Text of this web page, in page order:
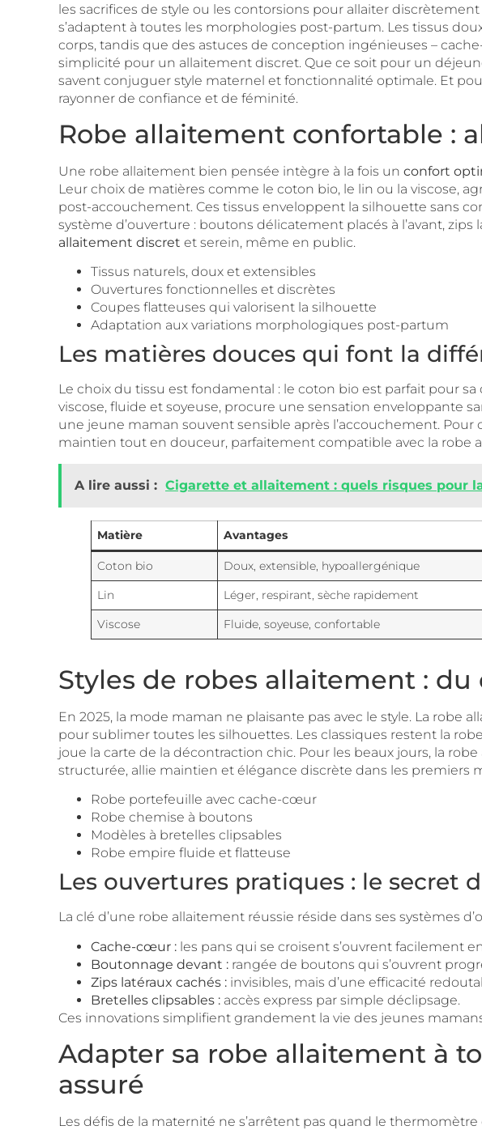
les sacrifices de style ou les contorsions pour allaiter
s’adaptent à toutes les morphologies post-partum. Les tissus
corps, tandis que des astuces de conception ingénieuses –
simplicité pour un allaitement discret. Que ce soit pour un
savent conjuguer style maternel et fonctionnalité optimale. Et
rayonner de confiance et de féminité.
Robe allaitement confortable :
Une robe allaitement bien pensée intègre à la fois un confort
Leur choix de matières comme le coton bio, le lin ou la viscose,
post-accouchement. Ces tissus enveloppent la silhouette sans
système d’ouverture : boutons délicatement placés à l’avant,
allaitement discret et serein, même en public.
Tissus naturels, doux et extensibles
Ouvertures fonctionnelles et discrètes
Coupes flatteuses qui valorisent la silhouette
Adaptation aux variations morphologiques post-partum
Les matières douces qui font la
Le choix du tissu est fondamental : le coton bio est parfait pour
viscose, fluide et soyeuse, procure une sensation enveloppante
une jeune maman souvent sensible après l’accouchement. Pour
maintien tout en douceur, parfaitement compatible avec la robe
A lire aussi : Cigarette et allaitement : quels risques pour
Matière Avantages
Coton bio Doux, extensible, hypoallergénique
Lin
Léger, respirant, sèche rapidement
Viscose
Fluide, soyeuse, confortable
Styles de robes allaitement :
En 2025, la mode maman ne plaisante pas avec le style. La
pour sublimer toutes les silhouettes. Les classiques restent la
joue la carte de la décontraction chic. Pour les beaux jours, la
structurée, allie maintien et élégance discrète dans les premiers
Robe portefeuille avec cache-cœur
Robe chemise à boutons
Modèles à bretelles clipsables
Robe empire fluide et flatteuse
Les ouvertures pratiques : le secret
La clé d’une robe allaitement réussie réside dans ses systèmes
Cache-cœur : les pans qui se croisent s’ouvrent facilement
Boutonnage devant : rangée de boutons qui s’ouvrent
Zips latéraux cachés : invisibles, mais d’une efficacité
Bretelles clipsables : accès express par simple déclipsage.
Ces innovations simplifient grandement la vie des jeunes
Adapter sa robe allaitement à
assuré
Les défis de la maternité ne s’arrêtent pas quand le